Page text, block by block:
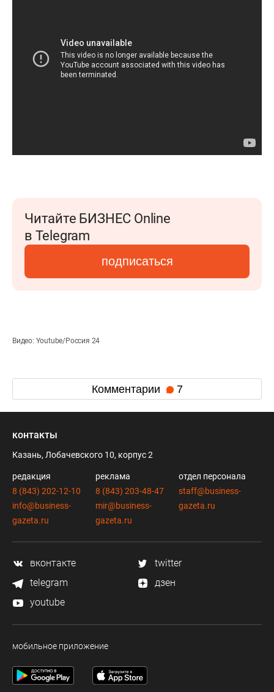
Читайте БИЗНЕС Online
в Telegram
подписаться
Видео: Youtube/Россия 24
Комментарии 7
контакты
Казань, Лобачевского 10, корпус 2
редакция
8 (843) 202-12-10
info@business-
gazeta.ru
реклама
8 (843) 203-48-47
mir@business-
gazeta.ru
отдел персонала
staff@business-
gazeta.ru
вконтакте
twitter
telegram
дзен
youtube
мобильное приложение